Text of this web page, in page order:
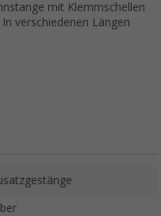
mit Klemmschellen
verschiedenen Längen